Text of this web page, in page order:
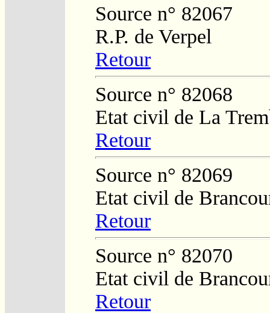
Source n° 82067
R.P. de Verpel
Retour
Source n° 82068
Etat civil de La
Retour
Source n° 82069
Etat civil de
Retour
Source n° 82070
Etat civil de
Retour